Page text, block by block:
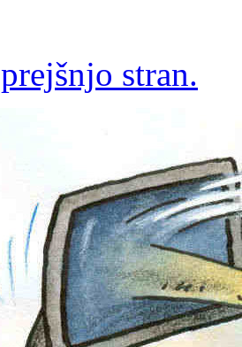
prejšnjo stran.